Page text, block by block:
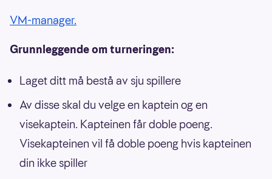
VM-manager.
Grunnleggende om turneringen:
Laget ditt må bestå av sju spillere
Av disse skal du velge en kaptein og en
visekaptein. Kapteinen får doble poeng.
Visekapteinen vil få doble poeng hvis kapteinen
din ikke spiller